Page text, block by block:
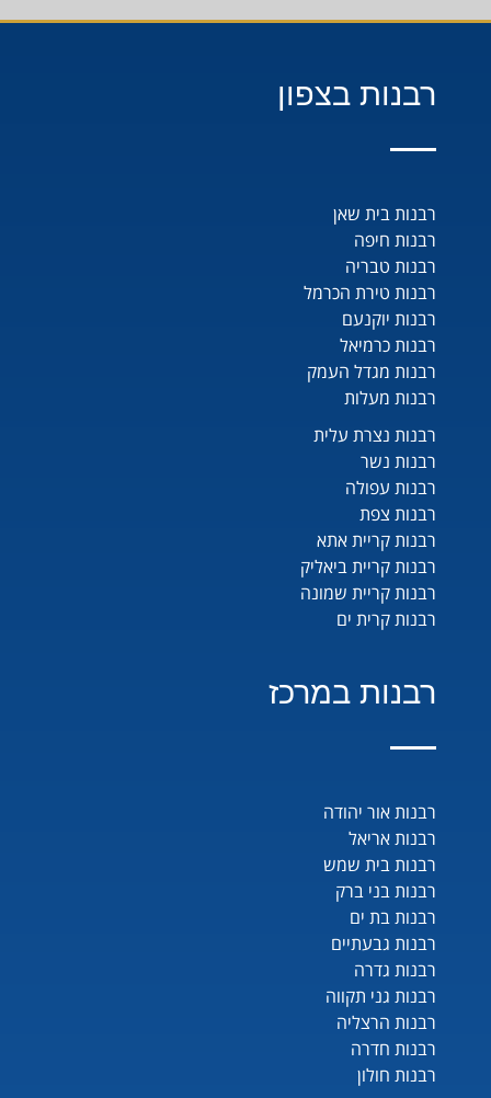
רבנות בצפון
רבנות בית שאן
רבנות חיפה
רבנות טבריה
רבנות טירת הכרמל
רבנות יוקנעם
רבנות כרמיאל
רבנות מגדל העמק
רבנות מעלות
רבנות נצרת עלית
רבנות נשר
רבנות עפולה
רבנות צפת
רבנות קריית אתא
רבנות קריית ביאליק
רבנות קריית שמונה
רבנות קרית ים
רבנות במרכז
רבנות אור יהודה
רבנות אריאל
רבנות בית שמש
רבנות בני ברק
רבנות בת ים
רבנות גבעתיים
רבנות גדרה
רבנות גני תקווה
רבנות הרצליה
רבנות חדרה
רבנות חולון